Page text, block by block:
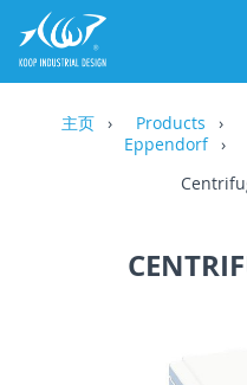
主页 Products
Eppendorf